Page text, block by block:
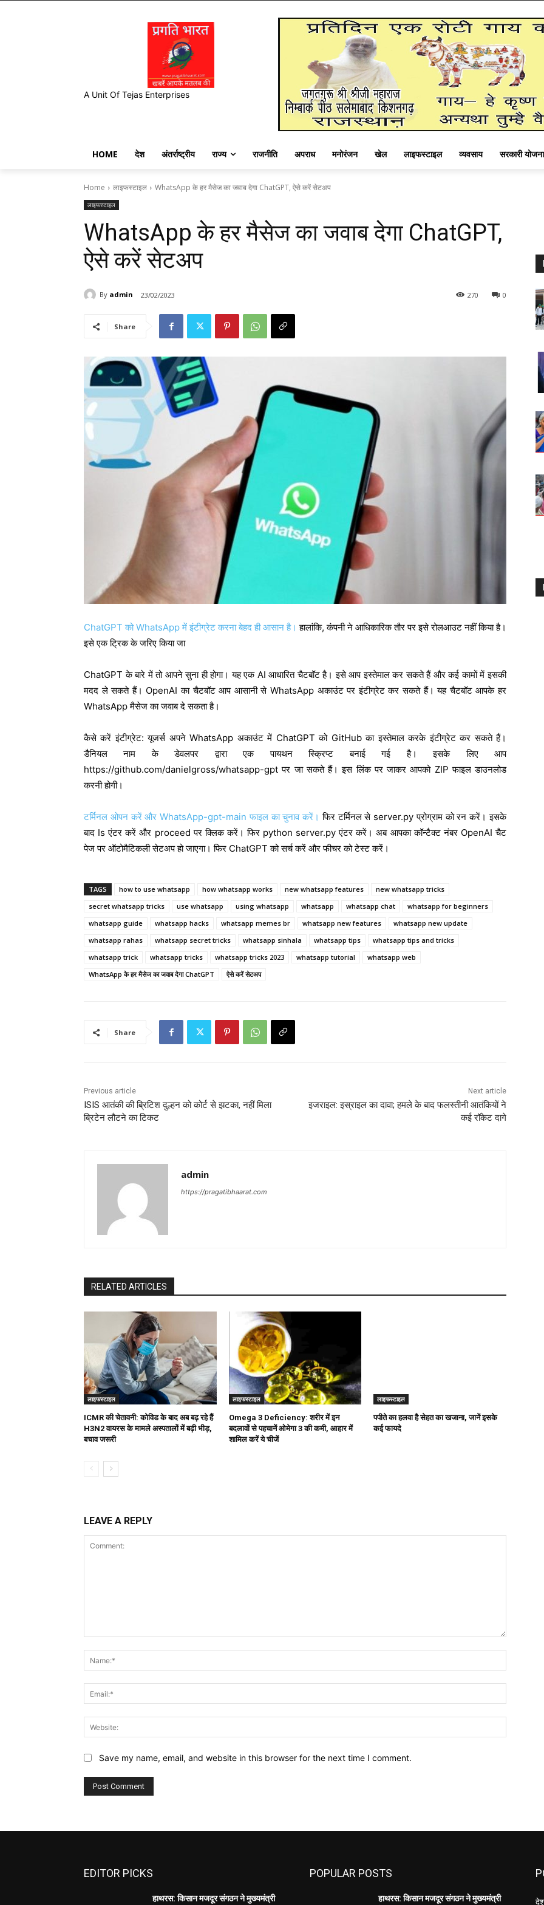
A Unit Of Tejas Enterprises
HOME देश अंतर्राष्ट्रीय राज्य राजनीति अपराध मनोरंजन खेल लाइफस्टाइल व्यवसाय सरकारी
Home लाइफस्टाइल WhatsApp के हर मैसेज का जवाब देगा ChatGPT, ऐसे करें सेटअप
लाइफस्टाइल
WhatsApp के हर मैसेज का जवाब देगा ChatGPT,
ऐसे करें सेटअप
By admin 23/02/2023 0
270
Share
ChatGPT को WhatsApp में इंटीग्रेट करना बेहद ही आसान है। हालांकि, कंपनी ने आधिकारिक तौर पर इसे रोलआउट नहीं किया है।
इसे एक ट्रिक के जरिए किया जा
ChatGPT के बारे में तो आपने सुना ही होगा। यह एक AI आधारित चैटबॉट है। इसे आप इस्तेमाल कर सकते हैं और कई कामों में इसकी
मदद ले सकते हैं। OpenAI का चैटबॉट आप आसानी से WhatsApp अकाउंट पर इंटीग्रेट कर सकते हैं। यह चैटबॉट आपके हर
WhatsApp मैसेज का जवाब दे सकता है।
कैसे करें इंटीग्रेट: यूजर्स अपने WhatsApp अकाउंट में ChatGPT को GitHub का इस्तेमाल करके इंटीग्रेट कर सकते हैं।
डैनियल नाम के डेवलपर द्वारा एक पायथन स्क्रिप्ट बनाई गई है। इसके लिए आप
https://github.com/danielgross/whatsapp-gpt पर जा सकते हैं। इस लिंक पर जाकर आपको ZIP फाइल डाउनलोड
करनी होगी।
टर्मिनल ओपन करें और WhatsApp-gpt-main फाइल का चुनाव करें। फिर टर्मिनल से server.py प्रोग्राम को रन करें। इसके
बाद Is एंटर करें और proceed पर क्लिक करें। फिर python server.py एंटर करें। अब आपका कॉन्टैक्ट नंबर OpenAI चैट
पेज पर ऑटोमैटिकली सेटअप हो जाएगा। फिर ChatGPT को सर्च करें और फीचर को टेस्ट करें।
TAGS how to use whatsapp how whatsapp works new whatsapp features
new whatsapp tricks
secret whatsapp tricks
use whatsapp using whatsapp whatsapp whatsapp chat
whatsapp for beginners
whatsapp guide
whatsapp hacks whatsapp memes br whatsapp new features
whatsapp new update
whatsapp rahas
whatsapp secret tricks whatsapp sinhala whatsapp tips
whatsapp tips and tricks
whatsapp trick
whatsapp tricks whatsapp tricks 2023 whatsapp tutorial
whatsapp web
WhatsApp के हर मैसेज का जवाब देगा ChatGPT
ऐसे करें सेटअप
Share
Previous article
ISIS आतंकी की ब्रिटिश दुल्हन को कोर्ट से झटका, नहीं मिला
ब्रिटेन लौटने का टिकट
Next article
इजराइल: इस्राइल का दावा; हमले के बाद फलस्तीनी आतंकियों ने
कई रॉकेट दागे
admin
https://pragatibhaarat.com
RELATED ARTICLES
लाइफस्टाइल
ICMR की चेतावनी: कोविड के बाद अब बढ़ रहे हैं
H3N2 वायरस के मामले अस्पतालों में बढ़ी भीड़,
बचाव जरूरी
लाइफस्टाइल
Omega 3 Deficiency: शरीर में इन
बदलावों से पहचानें ओमेगा 3 की कमी, आहार में
शामिल करें ये चीजें
लाइफस्टाइल
पपीते का हलवा है सेहत का खजाना, जानें इसके
कई फायदे
LEAVE A REPLY
Save my name, email, and website in this browser for the next time I comment.
EDITOR PICKS
हाथरस: किसान मजदूर संगठन ने मुख्यमंत्री
POPULAR POSTS
हाथरस: किसान मजदूर संगठन ने मुख्यमंत्री